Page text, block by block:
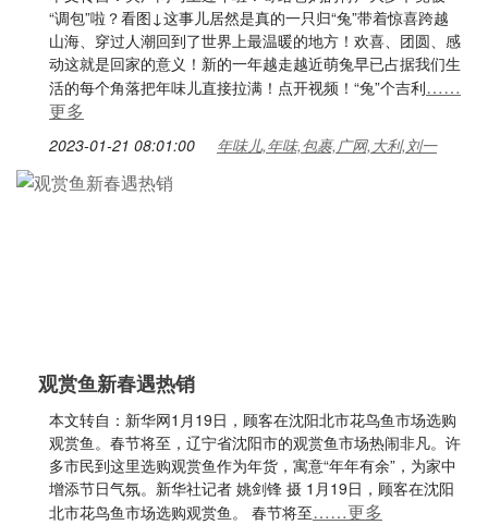
“调包”啦？看图↓这事儿居然是真的一只归“兔”带着惊喜跨越
山海、穿过人潮回到了世界上最温暖的地方！欢喜、团圆、感
动这就是回家的意义！新的一年越走越近萌兔早已占据我们生
活的每个角落把年味儿直接拉满！点开视频！“兔”个吉利……
更多
2023-01-21 08:01:00 年味儿,年味,包裹,广网,大利,刘一
观赏鱼新春遇热销
本文转自：新华网1月19日，顾客在沈阳北市花鸟鱼市场选购
观赏鱼。春节将至，辽宁省沈阳市的观赏鱼市场热闹非凡。许
多市民到这里选购观赏鱼作为年货，寓意“年年有余”，为家中
增添节日气氛。新华社记者 姚剑锋 摄 1月19日，顾客在沈阳
北市花鸟鱼市场选购观赏鱼。 春节将至……更多